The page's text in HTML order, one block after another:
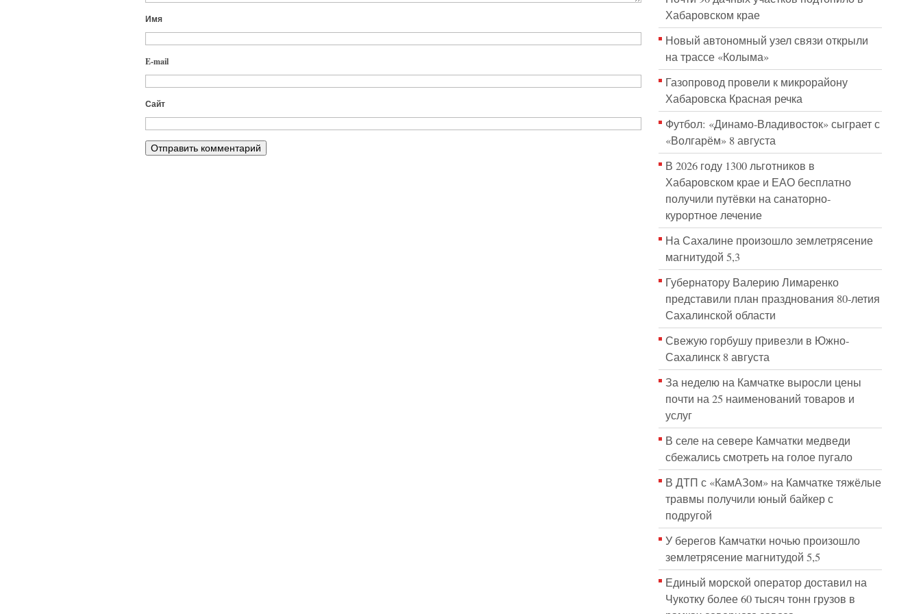
Имя
E-mail
Сайт
Хабаровском крае
Новый автономный узел связи открыли
на трассе «Колыма»
Газопровод провели к микрорайону
Хабаровска Красная речка
Футбол: «Динамо-Владивосток» сыграет с
«Волгарём» 8 августа
В 2026 году 1300 льготников в
Хабаровском крае и ЕАО бесплатно
получили путёвки на санаторно-
курортное лечение
На Сахалине произошло землетрясение
магнитудой 5,3
Губернатору Валерию Лимаренко
представили план празднования 80-летия
Сахалинской области
Свежую горбушу привезли в Южно-
Сахалинск 8 августа
За неделю на Камчатке выросли цены
почти на 25 наименований товаров и
услуг
В селе на севере Камчатки медведи
сбежались смотреть на голое пугало
В ДТП с «КамАЗом» на Камчатке тяжёлые
травмы получили юный байкер с
подругой
У берегов Камчатки ночью произошло
землетрясение магнитудой 5,5
Единый морской оператор доставил на
Чукотку более 60 тысяч тонн грузов в